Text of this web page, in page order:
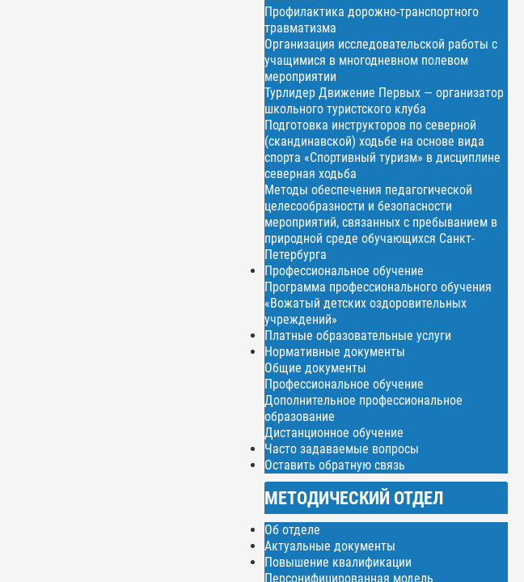
Профилактика дорожно-транспортного
травматизма
Организация исследовательской работы с
учащимися в многодневном полевом
мероприятии
Турлидер Движение Первых — организатор
школьного туристского клуба
Подготовка инструкторов по северной
(скандинавской) ходьбе на основе вида
спорта «Спортивный туризм» в дисциплине
северная ходьба
Методы обеспечения педагогической
целесообразности и безопасности
мероприятий, связанных с пребыванием в
природной среде обучающихся Санкт-
Петербурга
Профессиональное обучение
Программа профессионального обучения
«Вожатый детских оздоровительных
учреждений»
Платные образовательные услуги
Нормативные документы
Общие документы
Профессиональное обучение
Дополнительное профессиональное
образование
Дистанционное обучение
Часто задаваемые вопросы
Оставить обратную связь
МЕТОДИЧЕСКИЙ ОТДЕЛ
Об отделе
Актуальные документы
Повышение квалификации
Персонифицированная модель